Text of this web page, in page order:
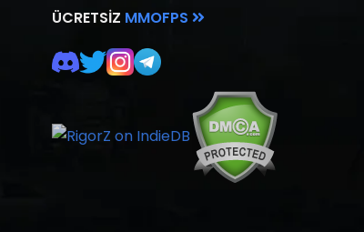
ÜCRETSIZ MMOFPS